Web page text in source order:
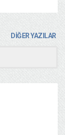
DİĞER YAZILAR